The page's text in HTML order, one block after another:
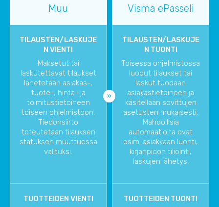
Muu Visma ePasseli
TILAUSTEN/LASKUJE
N VIENTI
Maksetut tai
laskutettavat tilaukset
lähetetään asiakas-,
tuote-, hinta- ja
toimitustietoineen
toiseen ohjelmistoon.
Tiedonsiirto
toteutetaan tilauksen
statuksen muuttuessa
valituksi.
TILAUSTEN/LASKUJE
N TUONTI
Toisessa ohjelmistossa
luodut tilaukset tai
laskut tuodaan
asiakastietoineen ja
käsitellään sovittujen
asetusten mukaisesti.
Mahdollisia
automaatioita ovat
esim. asiakkaan luonti,
kirjanpidon tiliöinti,
laskujen lähetys.
TUOTTEIDEN VIENTI
TUOTTEIDEN TUONTI